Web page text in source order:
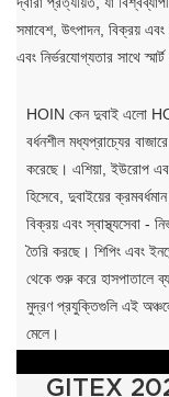
সমাবেশ, উৎপাদন, বিক্রয়
এবং নির্ভরযোগ্যতার সাথে
HOIN কেন দুবাই এলো
বর্ধনশীল মধ্যপ্রাচ্যের
করেছে। এশিয়া, ইউরোপ
হিসেবে, দুবাইয়ের
বিক্রয় এবং স্বাস্থ্যসেবা -
তৈরি করছে। শিপিং এবং
থেকে শুরু করে হাসপাতালে
মুদ্রণ প্রযুক্তিগুলি এই
মেলে।
GITEX